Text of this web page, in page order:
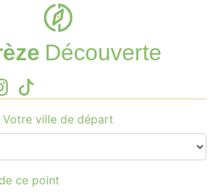
Découverte
Votre ville de départ
ce point